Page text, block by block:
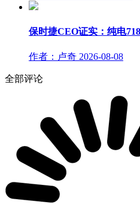
保时捷CEO证实：纯电
作者：卢奇 2026-08-08
全部评论